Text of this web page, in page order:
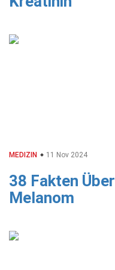
MEDIZIN 11 Nov 2024
38 Fakten Über
Melanom